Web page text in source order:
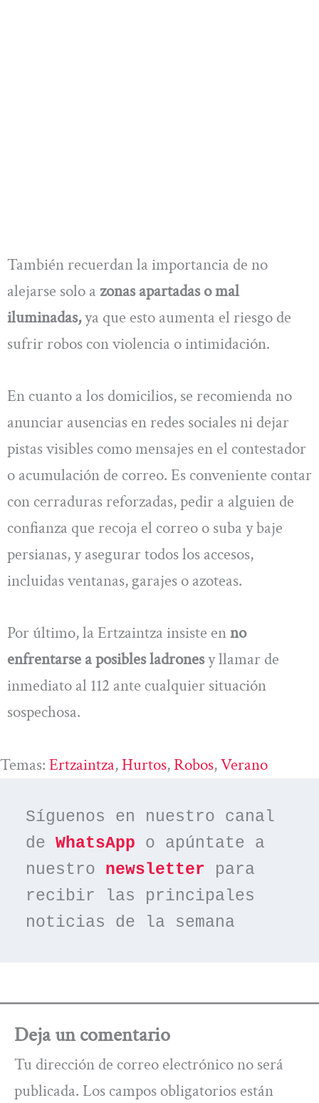
También recuerdan la importancia de no
alejarse solo a zonas apartadas o mal
iluminadas,ya que esto aumenta el riesgo de
sufrir robos con violencia o intimidación.
En cuanto a los domicilios, se recomienda no
anunciar ausencias en redes sociales ni dejar
pistas visibles como mensajes en el contestador
o acumulación de correo. Es conveniente contar
con cerraduras reforzadas, pedir a alguien de
confianza que recoja el correo o suba y baje
persianas, y asegurar todos los accesos,
incluidas ventanas, garajes o azoteas.
Por último, la Ertzaintza insiste enno
enfrentarse a posibles ladronesy llamar de
inmediato al 112 ante cualquier situación
sospechosa.
Temas: Ertzaintza, Hurtos, Robos, Verano
Síguenos en nuestro canal
de WhatsApp o apúntate a
nuestro newsletter para
recibir las principales
noticias de la semana
Deja un comentario
Tu dirección de correo electrónico no será
publicada. Los campos obligatorios están